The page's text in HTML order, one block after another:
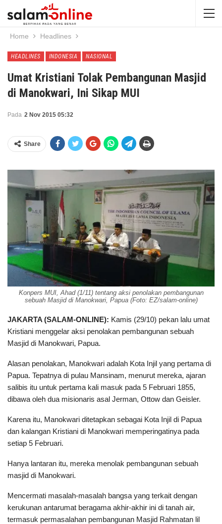
Home Headlines
HEADLINES INDONESIA NASIONAL
Umat Kristiani Tolak Pembangunan Masjid
di Manokwari, Ini Sikap MUI
Pada 2 Nov 2015 05:32
Share
Konpers MUI, Ahad (1/11) tentang aksi penolakan pembangunan
sebuah Masjid di Manokwari, Papua (Foto: EZ/salam-online)
JAKARTA (SALAM-ONLINE): Kamis (29/10) pekan lalu umat
Kristiani menggelar aksi penolakan pembangunan sebuah
Masjid di Manokwari, Papua.
Alasan penolakan, Manokwari adalah Kota Injil yang pertama di
Papua. Tepatnya di pulau Mansinam, menurut mereka, ajaran
salibis itu untuk pertama kali masuk pada 5 Februari 1855,
dibawa oleh dua misionaris asal Jerman, Ottow dan Geisler.
Karena itu, Manokwari ditetapkan sebagai Kota Injil di Papua
dan kalangan Kristiani di Manokwari memperingatinya pada
setiap 5 Februari.
Hanya lantaran itu, mereka menolak pembangunan sebuah
masjid di Manokwari.
Mencermati masalah-masalah bangsa yang terkait dengan
kerukunan antarumat beragama akhir-akhir ini di tanah air,
termasuk permasalahan pembangunan Masjid Rahmatan lil